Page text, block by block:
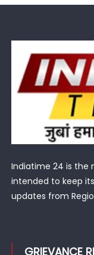
Indiatime 24 is the
intended to keep
updates from
GRIEVANCE